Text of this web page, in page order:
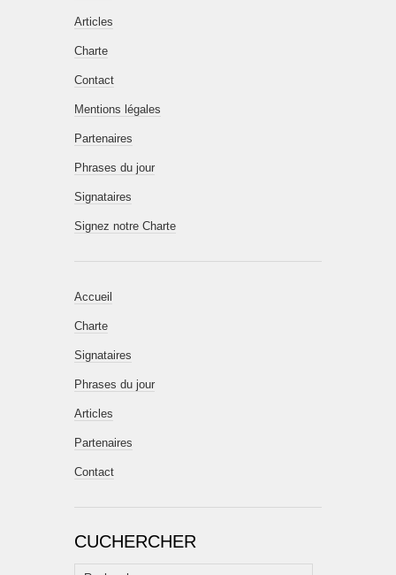
Articles
Charte
Contact
Mentions légales
Partenaires
Phrases du jour
Signataires
Signez notre Charte
Accueil
Charte
Signataires
Phrases du jour
Articles
Partenaires
Contact
CUCHERCHER